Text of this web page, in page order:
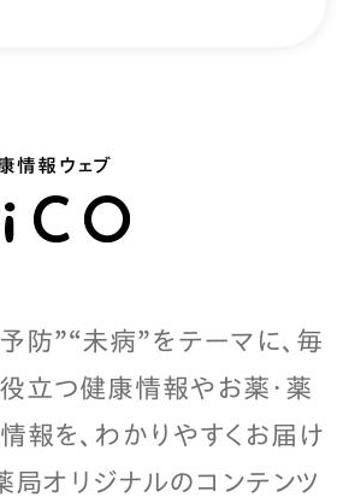
情報ウェブ
防”“未病”をテーマに、毎
立つ健康情報やお薬・薬
報を、わかりやすくお届け
局オリジナルのコンテンツ